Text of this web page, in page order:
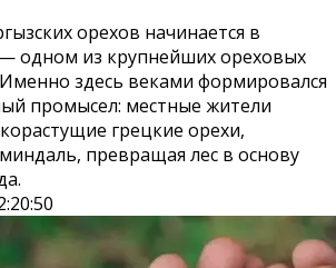
орехов начинается в
одном из крупнейших ореховых
здесь веками формировался
промысел: местные жители
грецкие орехи,
превращая лес в основу